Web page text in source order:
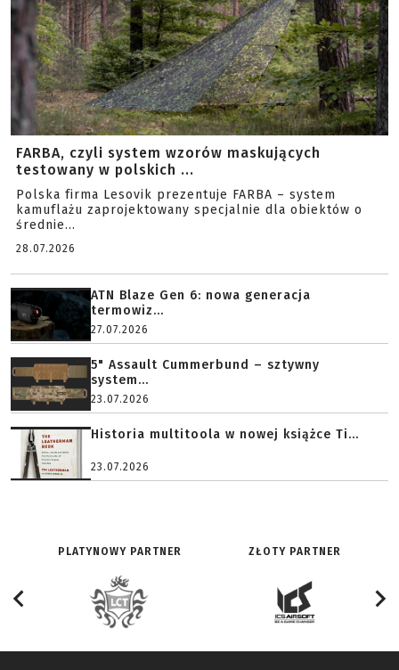
FARBA, czyli system wzorów maskujących
testowany w polskich ...
Polska firma Lesovik prezentuje FARBA – system
kamuflażu zaprojektowany specjalnie dla obiektów o
średnie...
28.07.2026
ATN Blaze Gen 6: nowa generacja
termowiz...
27.07.2026
5" Assault Cummerbund – sztywny
system...
23.07.2026
Historia multitoola w nowej książce Ti...
23.07.2026
PLATYNOWY PARTNER ZŁOTY PARTNER